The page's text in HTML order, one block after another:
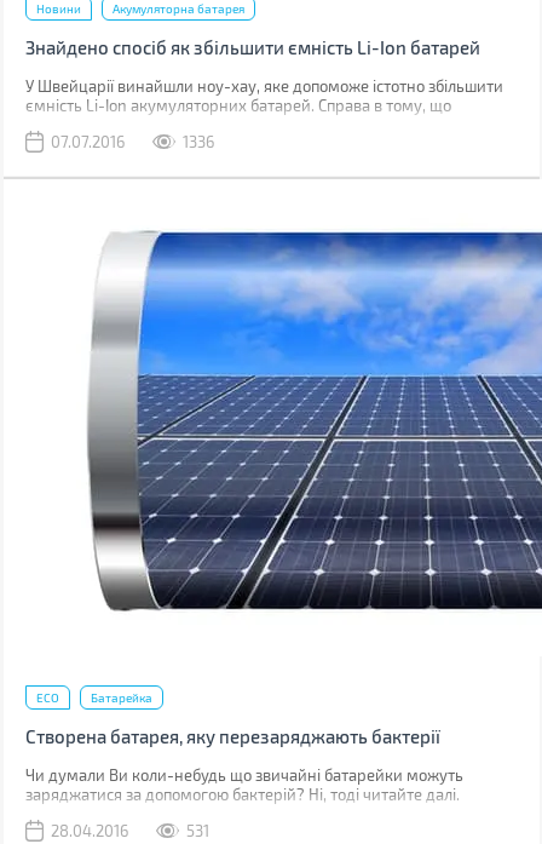
Новини Акумуляторна батарея
Знайдено спосіб як збільшити ємність Li-Ion батарей
У Швейцарії винайшли ноу-хау, яке допоможе істотно збільшити
ємність Li-Ion акумуляторних батарей. Справа в тому, що
акумуляторів при одночасному скороченні часу зарядки. Таке
смарт-годинників і фітнес-трекерів, і закінчуючи батарейними
07.07.2016 1336
ECO Батарейка
Створена батарея, яку перезаряджають бактерії
Чи думали Ви коли-небудь що звичайні батарейки можуть
заряджатися за допомогою бактерій? Ні, тоді читайте далі.
28.04.2016
531